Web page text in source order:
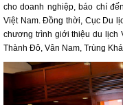
cho doanh nghiệp, báo chí
Việt Nam. Đồng thời, Cục Du
chương trình giới thiệu du lịch
Thành Đô, Vân Nam, Trùng